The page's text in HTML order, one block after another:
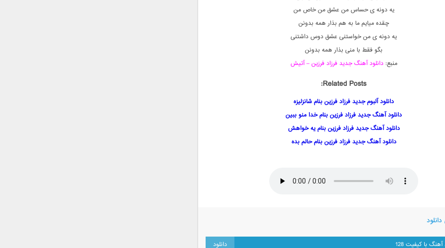
یه دونه ی حساس من عشق من خاص من
چقده میایم ما به هم بذار همه بدونن
یه دونه ی من خواستنی عشق دوس داشتنی
بگو فقط با منی بذار همه بدونن
منبع:دانلود آهنگ جدید فرزاد فرزین – آتیش
Related Posts:
دانلود آلبوم جدید فرزاد فرزین بنام شانزلیزه
دانلود آهنگ جدید فرزاد فرزین بنام خدا منو ببین
دانلود آهنگ جدید فرزاد فرزین بنام یه خواهش
دانلود آهنگ جدید فرزاد فرزین بنام حالم بده
آهنگ با کیفیت 128